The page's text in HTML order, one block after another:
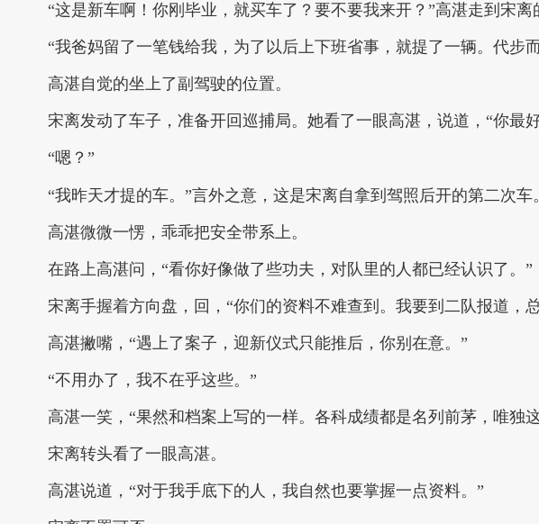
“这是新车啊！你刚毕业，就买车了？要不要我来开？”高湛走到宋
“我爸妈留了一笔钱给我，为了以后上下班省事，就提了一辆。代步
高湛自觉的坐上了副驾驶的位置。
宋离发动了车子，准备开回巡捕局。她看了一眼高湛，说道，“你最
“嗯？”
“我昨天才提的车。”言外之意，这是宋离自拿到驾照后开的第二次车
高湛微微一愣，乖乖把安全带系上。
在路上高湛问，“看你好像做了些功夫，对队里的人都已经认识了。”
宋离手握着方向盘，回，“你们的资料不难查到。我要到二队报道，
高湛撇嘴，“遇上了案子，迎新仪式只能推后，你别在意。”
“不用办了，我不在乎这些。”
高湛一笑，“果然和档案上写的一样。各科成绩都是名列前茅，唯独
宋离转头看了一眼高湛。
高湛说道，“对于我手底下的人，我自然也要掌握一点资料。”